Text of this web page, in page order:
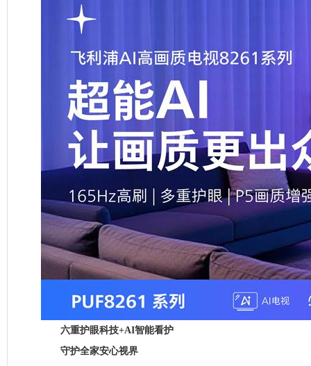
六重护眼科技+AI智能看护
守护全家安心视界